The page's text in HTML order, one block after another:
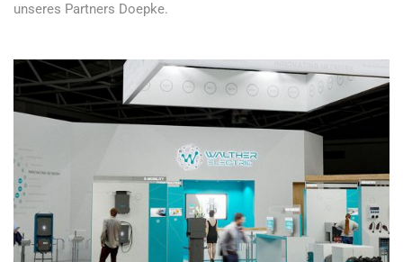
unseres Partners Doepke.